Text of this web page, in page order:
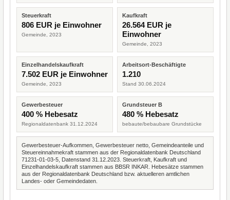
Steuerkraft
806 EUR je Einwohner
Gemeinde, 2023
Kaufkraft
26.564 EUR je
Einwohner
Gemeinde, 2023
Einzelhandelskaufkraft
7.502 EUR je Einwohner
Gemeinde, 2023
Arbeitsort-Beschäftigte
1.210
Stand 30.06.2024
Gewerbesteuer
400 % Hebesatz
Regionaldatenbank 31.12.2024
Grundsteuer B
480 % Hebesatz
bebaute/bebaubare Grundstücke
Gewerbesteuer-Aufkommen, Gewerbesteuer netto, Gemeindeanteile und
Steuereinnahmekraft stammen aus der Regionaldatenbank Deutschland
71231-01-03-5, Datenstand 31.12.2023. Steuerkraft, Kaufkraft und
Einzelhandelskaufkraft stammen aus BBSR INKAR. Hebesätze stammen
aus der Regionaldatenbank Deutschland bzw. aktuelleren amtlichen
Landes- oder Gemeindedaten.